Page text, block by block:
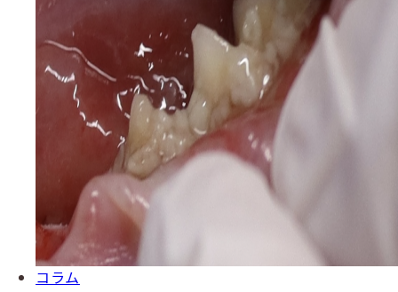
コラム